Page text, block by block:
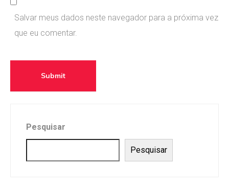
b
Salvar meus dados neste navegador para a próxima vez
que eu comentar.
Submit
Pesquisar
Pesquisar